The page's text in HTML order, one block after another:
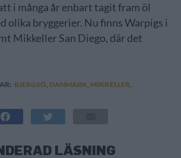
i många år enbart tagit fram öl
olika bryggerier. Nu finns Warpigs i
Mikkeller San Diego, där det
BJERGSÖ DANMARK MIKKELLER
LÄSNING